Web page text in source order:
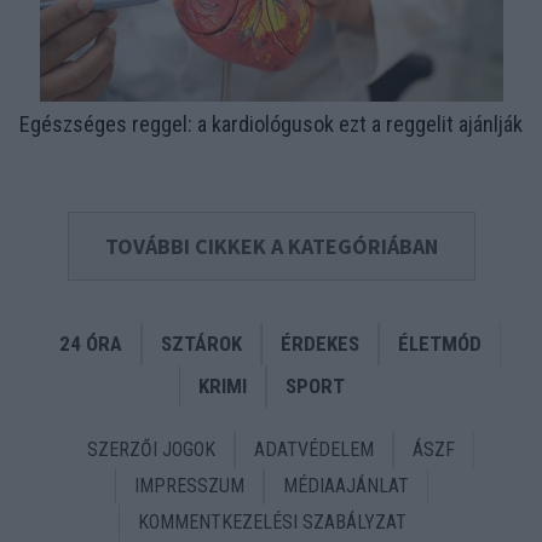
Egészséges reggel: a kardiológusok ezt a reggelit ajánlják
TOVÁBBI CIKKEK A KATEGÓRIÁBAN
24 ÓRA SZTÁROK ÉRDEKES
ÉLETMÓD
KRIMI
SPORT
SZERZŐI JOGOK ADATVÉDELEM
ÁSZF
IMPRESSZUM
MÉDIAAJÁNLAT
KOMMENTKEZELÉSI SZABÁLYZAT